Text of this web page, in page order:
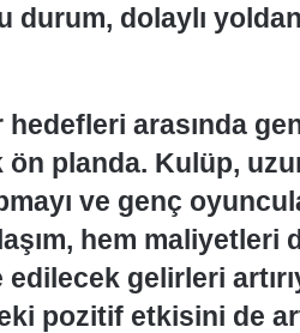
durum, dolaylı
arasında
planda. Kulüp,
ve genç
hem maliyetleri
gelirleri
pozitif etkisini de